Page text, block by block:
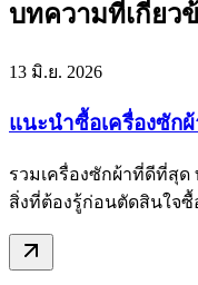
บทความที่เกี่ยว
13 มิ.ย. 2026
แนะนำซื้อเครื่องซัก
รวมเครื่องซักผ้าที่ดีที่สุด
สิ่งที่ต้องรู้ก่อนตัดสินใจซื้